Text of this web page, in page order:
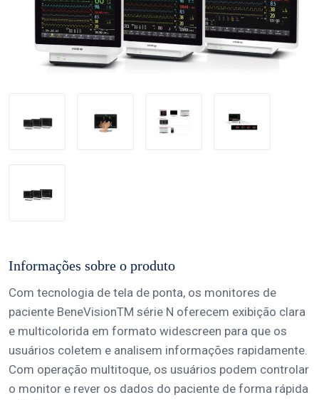
Informações sobre o produto
Com tecnologia de tela de ponta, os monitores de
paciente BeneVisionTM série N oferecem exibição clara
e multicolorida em formato widescreen para que os
usuários coletem e analisem informações rapidamente.
Com operação multitoque, os usuários podem controlar
o monitor e rever os dados do paciente de forma rápida